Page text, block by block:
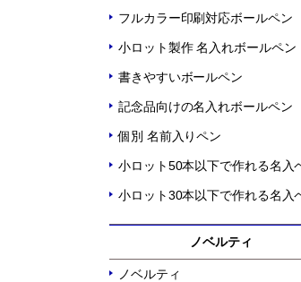
フルカラー印刷対応ボールペン
小ロット製作 名入れボールペン
書きやすいボールペン
記念品向けの名入れボールペン
個別 名前入りペン
小ロット50本以下で作れる名入
小ロット30本以下で作れる名入
ノベルティ
ノベルティ